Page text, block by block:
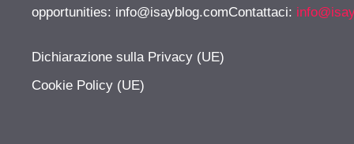
opportunities: info@isayblog.comContattaci:
Dichiarazione sulla Privacy (UE)
Cookie Policy (UE)